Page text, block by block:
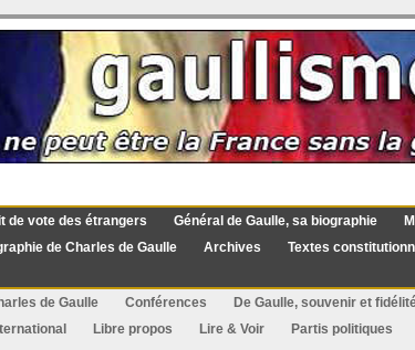
de vote des étrangers Général de Gaulle, sa biographie
de Charles de Gaulle Archives Textes
de Gaulle Conférences De Gaulle, souvenir et
Libre propos Lire & Voir Partis politiques